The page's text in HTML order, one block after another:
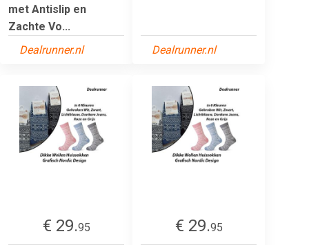
met Antislip en
Zachte Vo...
Dealrunner.nl
Dealrunner.nl
€ 29.95
€ 29.95